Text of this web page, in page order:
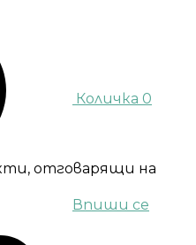
Впиши се
Количка 0
отговарящи на